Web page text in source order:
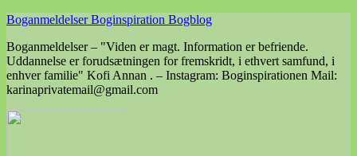
Skip
content
Boganmeldelser Boginspiration Bogblog
Boganmeldelser – "Viden er magt. Information er befriende.
Uddannelse er forudsætningen for fremskridt, i ethvert samfund, i
enhver familie" Kofi Annan . – Instagram: Boginspirationen Mail:
karinaprivatemail@gmail.com